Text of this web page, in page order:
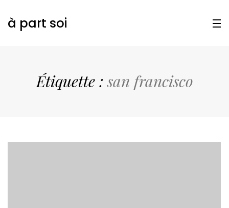
à part soi
Étiquette :san francisco